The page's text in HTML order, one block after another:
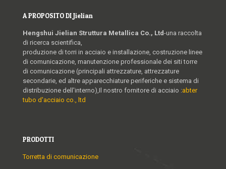
A PROPOSITO DI Jielian
Hengshui Jielian Struttura Metallica Co., Ltd-una raccolta
di ricerca scientifica,
produzione di torri in acciaio e installazione, costruzione linee
di comunicazione, manutenzione professionale dei siti torre
di comunicazione (principali attrezzature, attrezzature
secondarie, ed altre apparecchiature periferiche e sistema di
distribuzione dell'interno),Il nostro fornitore di acciaio :abter
tubo d'acciaio co., ltd
PRODOTTI
Torretta di comunicazione